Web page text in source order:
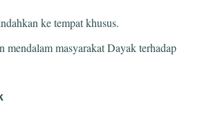
ke tempat khusus.
masyarakat Dayak terhadap